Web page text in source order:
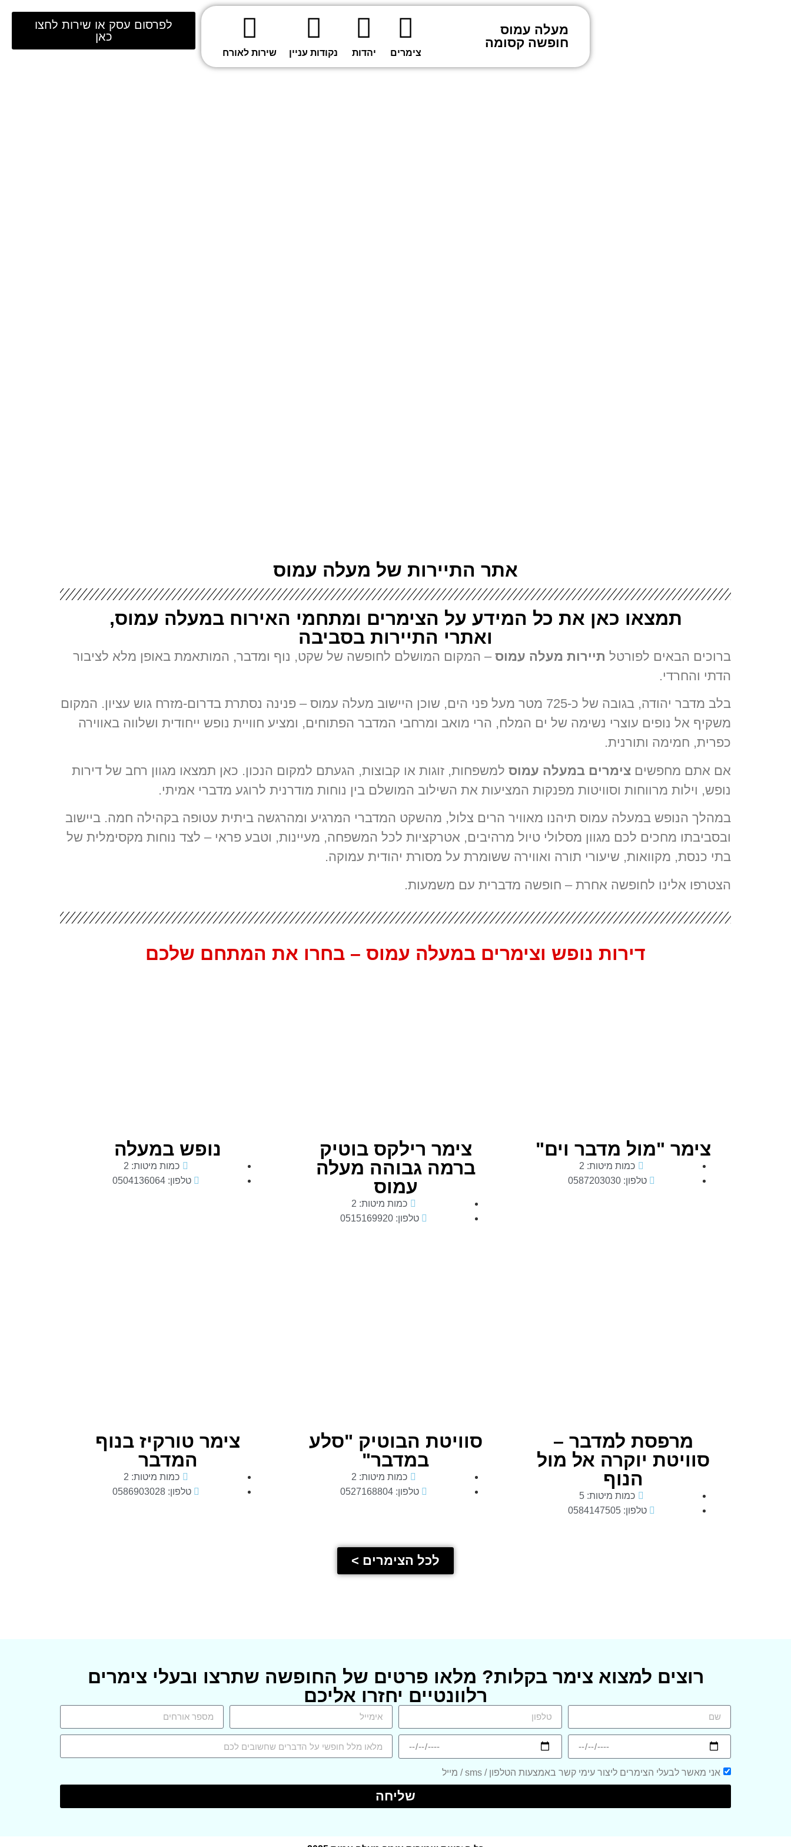
מעלה עמוס
חופשה קסומה
צימרים יהדות נקודות עניין שירות לאורח
לפרסום עסק או שירות לחצו
כאן
אתר התיירות של מעלה עמוס
תמצאו כאן את כל המידע על הצימרים ומתחמי האירוח במעלה עמוס,
ואתרי התיירות בסביבה
ברוכים הבאים לפורטל תיירות מעלה עמוס – המקום המושלם לחופשה של שקט, נוף ומדבר, המותאמת באופן מלא לציבור
הדתי והחרדי.
בלב מדבר יהודה, בגובה של כ-725 מטר מעל פני הים, שוכן היישוב מעלה עמוס – פנינה נסתרת בדרום-מזרח גוש עציון. המקום
משקיף אל נופים עוצרי נשימה של ים המלח, הרי מואב ומרחבי המדבר הפתוחים, ומציע חוויית נופש ייחודית ושלווה באווירה
כפרית, חמימה ותורנית.
אם אתם מחפשים צימרים במעלה עמוס למשפחות, זוגות או קבוצות, הגעתם למקום הנכון. כאן תמצאו מגוון רחב של דירות
נופש, וילות מרווחות וסוויטות מפנקות המציעות את השילוב המושלם בין נוחות מודרנית לרוגע מדברי אמיתי.
במהלך הנופש במעלה עמוס תיהנו מאוויר הרים צלול, מהשקט המדברי המרגיע ומהרגשה ביתית עטופה בקהילה חמה. ביישוב
ובסביבתו מחכים לכם מגוון מסלולי טיול מרהיבים, אטרקציות לכל המשפחה, מעיינות, וטבע פראי – לצד נוחות מקסימלית של
בתי כנסת, מקוואות, שיעורי תורה ואווירה ששומרת על מסורת יהודית עמוקה.
הצטרפו אלינו לחופשה אחרת – חופשה מדברית עם משמעות.
דירות נופש וצימרים במעלה עמוס – בחרו את המתחם שלכם
צימר "מול מדבר וים"
כמות מיטות: 2
טלפון: 0587203030
צימר רילקס בוטיק
ברמה גבוהה מעלה
עמוס
כמות מיטות: 2
טלפון: 0515169920
נופש במעלה
כמות מיטות: 2
טלפון: 0504136064
מרפסת למדבר –
סוויטת יוקרה אל מול
הנוף
כמות מיטות: 5
טלפון: 0584147505
סוויטת הבוטיק "סלע
במדבר"
כמות מיטות: 2
טלפון: 0527168804
צימר טורקיז בנוף
המדבר
כמות מיטות: 2
טלפון: 0586903028
לכל הצימרים >
רוצים למצוא צימר בקלות? מלאו פרטים של החופשה שתרצו ובעלי צימרים
רלוונטיים יחזרו אליכם
אני מאשר לבעלי הצימרים ליצור עימי קשר באמצעות הטלפון / sms / מייל
שליחה